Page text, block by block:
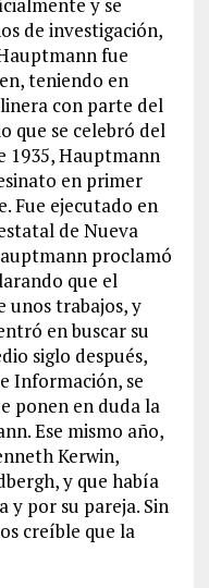
de investigación,
fue
teniendo en
con parte del
que se celebró del
1935, Hauptmann
en primer
Fue ejecutado en
de Nueva
proclamó
que el
unos trabajos, y
en buscar su
siglo después,
Información, se
ponen en duda la
Ese mismo año,
Kerwin,
y que había
y por su pareja. Sin
creíble que la